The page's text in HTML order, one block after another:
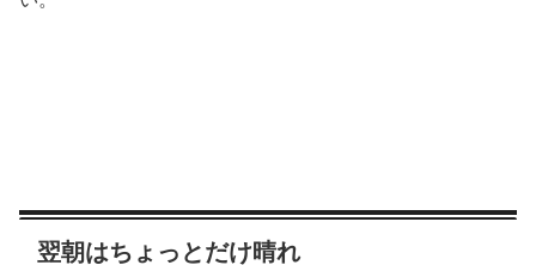
翌朝はちょっとだけ晴れ